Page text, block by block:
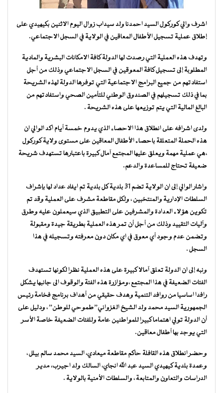
اشرف والي كوركول السيد احمدنا ولد سيداب زوال اليوم الاثنين بكيهيدي على
إطلاق عملية تسجيل الأطفال المعاقين في الولاية في السجل الاجتماعي.
وتهدف هذه العملية التي رصدت لها الدولة كافة الامكانات البشرية والمادية
المطلوبة إلى تسجيل كافة المعوقين في السجل الاجتماعي وذلك من أجل
استفادتهم من جميع البرامج الاجتماعية التي توفرها الدولة لهذه الشريحة
بما في ذلك تسجيلهم في الصندوق الوطني للتأمين الصحي واستفادتهم من
البالغ المالية التي يتم توزيعها على هذه الشريحة .
ولدى اشرافه على انطلاق هذا الاحصاء الذي يدوم خمسة أيام اكد الوالي ان
هذه الحملة المتعلقة باحصاء الأطفال المعاقين على مستوى ولاية كوركول
،هي عملية مهمة ويعلق عليها المجتمع آمال كبيرة باعتبارها تستهدف شريحة
ضعيفة تحتاج للمساعدة والدعم.
واشار الوالي إلى ان الولاية تضم 31 بلدية كل بلدية تم ايفاد عداد لها بإشراف
السلطات الإدارية والمنتخبين ، ولكل مقاطعة مشرف على العملية وقد تم
تكوين هؤلاء العدادة والمشرفين على التطبيق الذي سيعملون عليه وطرق
وآليات التقييد وذلك من أجل أن تمر هذه العملية بطريقة جيدة ومقبولة
وتضمن عدم وجود أي معوق في اي مكان دون معرفته وتسجيله في هذا
السجل .
ونبه إلى ان الدولة تعلق آمالا كبيرة على هذه العملية نظرا لكونها تستهدف
الفئات الضعيفة في هذا المجتمع ،ومؤازرة هذه الفئة والوقوف الى جانبها يشكل
رافدا اساسيا من روافد التنمية وهدف حقيقي من أهداف برنامج فخامة رئيس
الجمهورية السيد محمد ولد الشيخ الغزواني”طموحي للوطن” ، ودليل على
أن الدولة تولي اهتماما كبيرا للمواطنين عامة وللفئات الضعيفة خاصة الأسر
التي يوجد بها أطفال معاقين.
وحضر انطلاق هذه القافلة حاكم مقاطعة ميعادي، السيد محمد سالم بيلل ،
وعمدة بلدية كيهيدي السيد عبد الله انجاي، السالك ولد اجيرب، مدير
الدراسات والتعاون والمتابعة ، والسلطات الأمنية بالولاية .